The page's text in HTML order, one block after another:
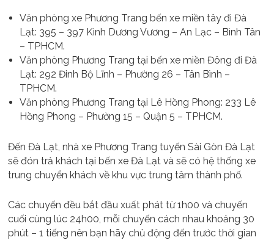
Văn phòng xe Phương Trang bến xe miền tây đi Đà
Lạt: 395 – 397 Kinh Dương Vương – An Lạc – Bình Tân
– TPHCM.
Văn phòng Phương Trang tại bến xe miền Đông đi Đà
Lạt: 292 Đinh Bộ Lĩnh – Phường 26 – Tân Bình –
TPHCM.
Văn phòng Phương Trang tại Lê Hồng Phong: 233 Lê
Hồng Phong – Phường 15 – Quận 5 – TPHCM.
Đến Đà Lạt, nhà xe Phương Trang tuyến Sài Gòn Đà Lạt
sẽ đón trả khách tại bến xe Đà Lạt và sẽ có hệ thống xe
trung chuyển khách về khu vực trung tâm thành phố.
Các chuyến đều bắt đầu xuất phát từ 1h00 và chuyến
cuối cùng lúc 24h00, mỗi chuyến cách nhau khoảng 30
phút – 1 tiếng nên bạn hãy chủ động đến trước thời gian